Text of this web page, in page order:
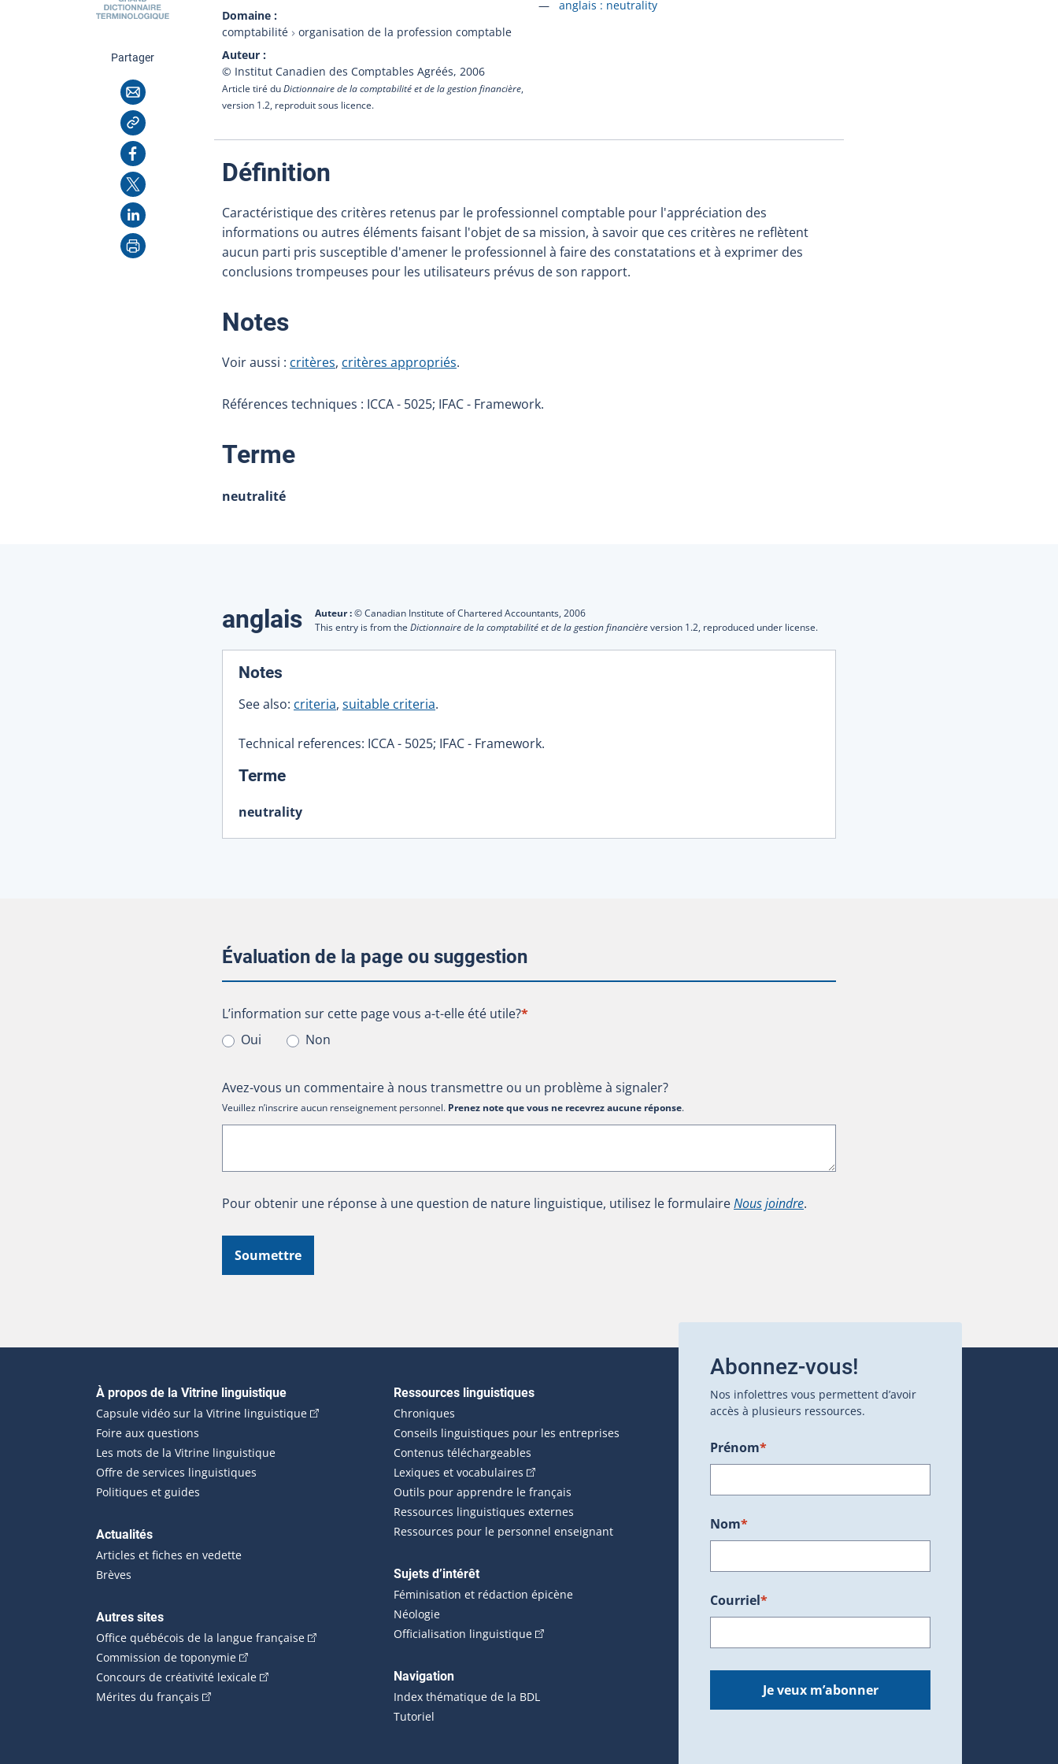
Domaine
comptabilité
organisation de la profession comptable
Auteur
© Institut Canadien des Comptables Agréés, 2006
Article tiré duDictionnaire de la comptabilité et de la gestion financière,
version 1.2, reproduit sous licence.
Accéder à la fiche en
anglais : neutrality
Partagercette page
Courriel
Copier l'adresse
Facebook
X
LinkedIn
Imprimer
Définition
Caractéristique des critères retenus par le professionnel comptable pour l'appréciation des
informations ou autres éléments faisant l'objet de sa mission, à savoir que ces critères ne reflètent
aucun parti pris susceptible d'amener le professionnel à faire des constatations et à exprimer des
conclusions trompeuses pour les utilisateurs prévus de son rapport.
Notes:
Voir aussi : critères, critères appropriés.
Références techniques : ICCA - 5025; IFAC - Framework.
Terme:
neutralité
Traductions
anglais Auteur :© Canadian Institute of Chartered Accountants, 2006
This entry is from the Dictionnaire de la comptabilité et de la gestion financièreversion 1.2, reproduced under license.
Notes
See also: criteria, suitable criteria.
Technical references: ICCA - 5025; IFAC - Framework.
Terme:
neutrality
Évaluation de la page ou suggestion
L’information sur cette page vous a-t-elle été utile?
L’information sur cette page vous a-t-elle été utile?*
Oui
Non
Avez-vous un commentaire à nous transmettre ou un problème à signaler?
Veuillez n’inscrire aucun renseignement personnel. Prenez note que vous ne recevrez aucune réponse.
Pour obtenir une réponse à une question de nature linguistique, utilisez le formulaireNous joindre.
Soumettre
Navigation principale
À propos de la Vitrine linguistique
Capsule vidéo sur la Vitrine linguistique(Cet hyperlien externe s'ouvrira dans une nouvelle fenêtre.)
Foire aux questions
Les mots de la Vitrine linguistique
Offre de services linguistiques
Politiques et guides
Actualités
Articles et fiches en vedette
Brèves
Autres sites
Office québécois de la langue française(Cet hyperlien externe s'ouvrira dans une nouvelle fenêtre.)
Commission de toponymie(Cet hyperlien externe s'ouvrira dans une nouvelle fenêtre.)
Concours de créativité lexicale(Cet hyperlien externe s'ouvrira dans une nouvelle fenêtre.)
Mérites du français (Cet hyperlien externe s'ouvrira dans une nouvelle fenêtre.)
Ressources linguistiques
Chroniques
Conseils linguistiques pour les entreprises
Contenus téléchargeables
Lexiques et vocabulaires (Cet hyperlien externe s'ouvrira dans une nouvelle fenêtre.)
Outils pour apprendre le français
Ressources linguistiques externes
Ressources pour le personnel enseignant
Sujets d’intérêt
Féminisation et rédaction épicène
Néologie
Officialisation linguistique(Cet hyperlien externe s'ouvrira dans une nouvelle fenêtre.)
Navigation
Index thématique de la BDL
Tutoriel
Abonnez-vous!
Nos infolettres vous permettent d’avoir
accès à plusieurs ressources.
Prénom*
Nom*
Courriel*
Je veux m’abonner